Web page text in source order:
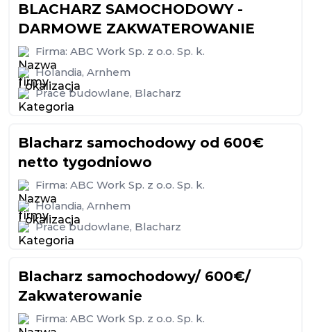
BLACHARZ SAMOCHODOWY -
DARMOWE ZAKWATEROWANIE
Firma: ABC Work Sp. z o.o. Sp. k.
Holandia, Arnhem
Prace budowlane, Blacharz
Blacharz samochodowy od 600€
netto tygodniowo
Firma: ABC Work Sp. z o.o. Sp. k.
Holandia, Arnhem
Prace budowlane, Blacharz
Blacharz samochodowy/ 600€/
Zakwaterowanie
Firma: ABC Work Sp. z o.o. Sp. k.